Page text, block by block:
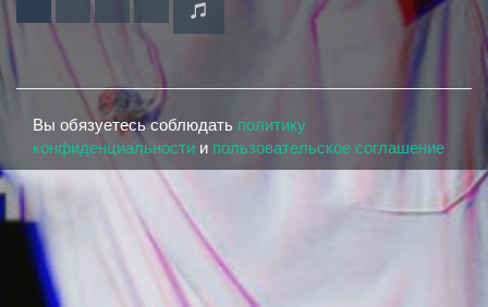
Вы обязуетесь соблюдать политику
конфиденциальности и пользовательское соглашение